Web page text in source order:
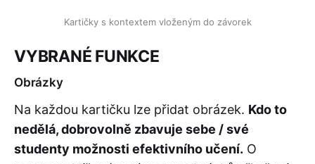
Kartičky s kontextem vloženým do závorek
VYBRANÉ FUNKCE
‍Obrázky
Na každou kartičku lze přidat obrázek. Kdo to
nedělá, dobrovolně zbavuje sebe / své
studenty možnosti efektivního učení. O